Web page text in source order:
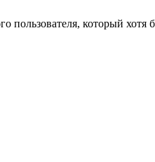
пользователя, который хотя